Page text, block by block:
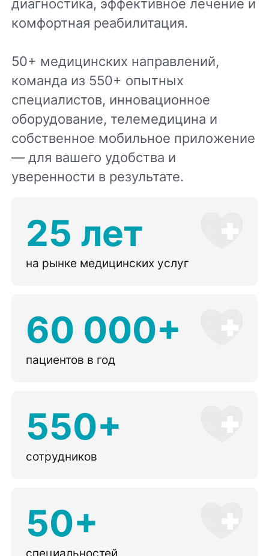
диагностика, эффективное лечение и
комфортная реабилитация.
50+ медицинских направлений,
команда из 550+ опытных
специалистов, инновационное
оборудование, телемедицина и
собственное мобильное приложение
— для вашего удобства и
уверенности в результате.
25 лет
на рынке медицинских услуг
60 000+
пациентов в год
550+
сотрудников
50+
специальностей